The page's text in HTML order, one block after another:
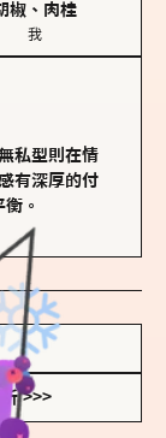
椒、肉桂
我
私型則在情
有深厚的付
。
>>>